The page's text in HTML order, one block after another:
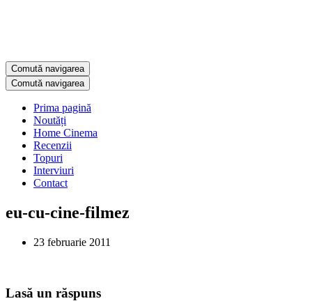
Comută navigarea
Comută navigarea
Prima pagină
Noutăți
Home Cinema
Recenzii
Topuri
Interviuri
Contact
eu-cu-cine-filmez
23 februarie 2011
Lasă un răspuns